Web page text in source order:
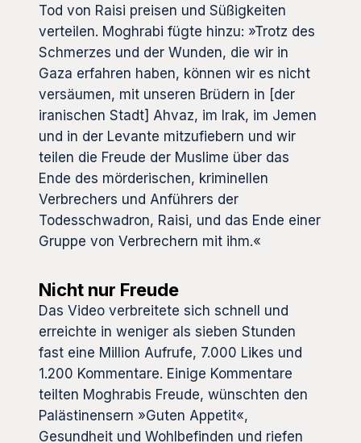
Tod von Raisi preisen und Süßigkeiten
verteilen. Moghrabi fügte hinzu: »Trotz des
Schmerzes und der Wunden, die wir in
Gaza erfahren haben, können wir es nicht
versäumen, mit unseren Brüdern in [der
iranischen Stadt] Ahvaz, im Irak, im Jemen
und in der Levante mitzufiebern und wir
teilen die Freude der Muslime über das
Ende des mörderischen, kriminellen
Verbrechers und Anführers der
Todesschwadron, Raisi, und das Ende einer
Gruppe von Verbrechern mit ihm.«
Nicht nur Freude
Das Video verbreitete sich schnell und
erreichte in weniger als sieben Stunden
fast eine Million Aufrufe, 7.000 Likes und
1.200 Kommentare. Einige Kommentare
teilten Moghrabis Freude, wünschten den
Palästinensern »Guten Appetit«,
Gesundheit und Wohlbefinden und riefen